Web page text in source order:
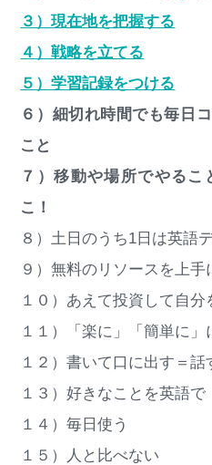
３）現在地を把握する
４）戦略を立てる
５）学習記録をつける
６）細切れ時間でも毎
こと
７）移動や場所でやる
こ！
８）土日のうち1日は英語
９）無料のリソースを上手
１０）あえて投資して自分
１１）「楽に」「簡単に」
１２）書いて口に出す＝話
１３）好きなことを英語で
１４）毎日使う
１５）人と比べない